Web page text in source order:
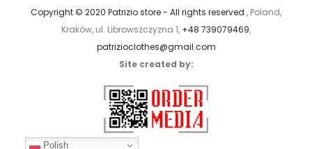
Copyright © 2020 Patrizio store - All rights reserved , Poland,
Kraków, ul. Librowszczyzna 1, +48 739079469,
patrizioclothes@gmail.com
Site created by:
Polish